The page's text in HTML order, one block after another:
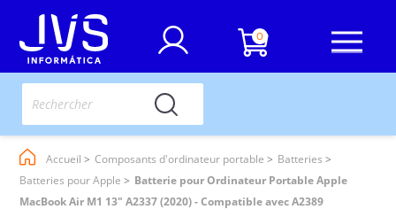
0
Accueil Composants d'ordinateur portable
Batteries
Batteries pour Apple
Batterie pour Ordinateur Portable Apple
MacBook Air M1 13" A2337 (2020) - Compatible avec A2389